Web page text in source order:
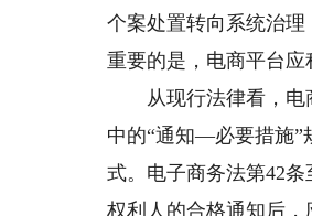
个案处置转向系统治
重要的是，电商平台应
从现行法律看，电商
中的“通知—必要措施”
式。电子商务法第42
权利人的合格通知后